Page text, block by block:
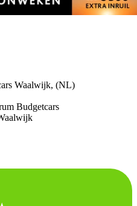
Waalwijk, (NL)
Budgetcars